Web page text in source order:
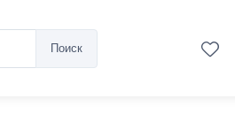
Поиск